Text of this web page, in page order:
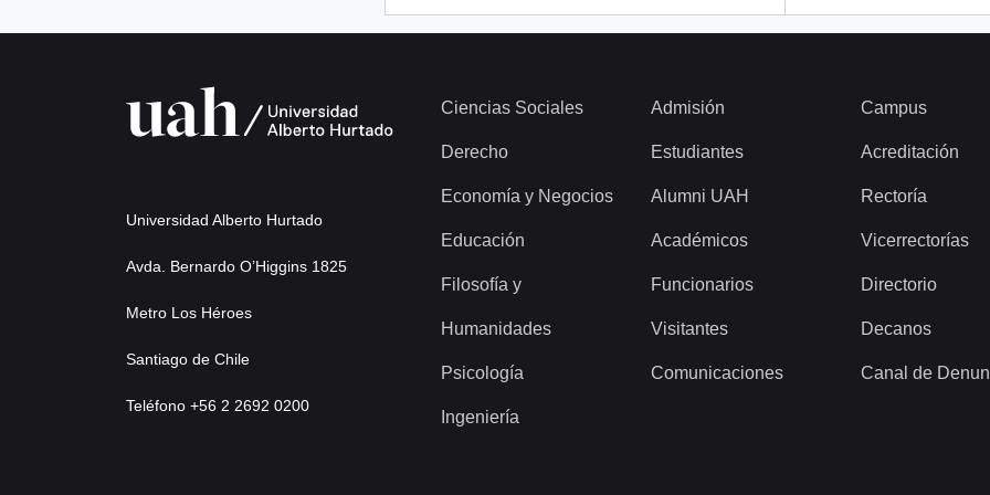
Universidad Alberto Hurtado
Avda. Bernardo O’Higgins 1825
Metro Los Héroes
Santiago de Chile
Teléfono +56 2 2692 0200
Ciencias Sociales
Derecho
Economía y Negocios
Educación
Filosofía y
Humanidades
Psicología
Ingeniería
Admisión
Estudiantes
Alumni UAH
Académicos
Funcionarios
Visitantes
Comunicaciones
Campus
Acreditación
Rectoría
Vicerrectorías
Directorio
Decanos
Canal de